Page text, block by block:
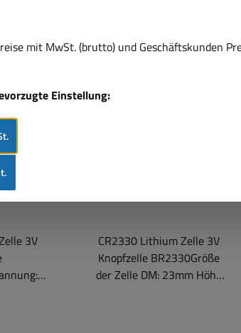
3V
3V
CR2330 Lithium Zelle 3V
Knopfzelle BR2330Größe
der Zelle DM: 23mm Höhe
mit MwSt. (brutto) und Geschäftskunden
Einstellung: